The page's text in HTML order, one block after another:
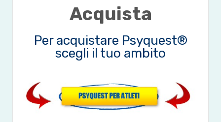
Acquista
Per acquistare Psyquest®
scegli il tuo ambito